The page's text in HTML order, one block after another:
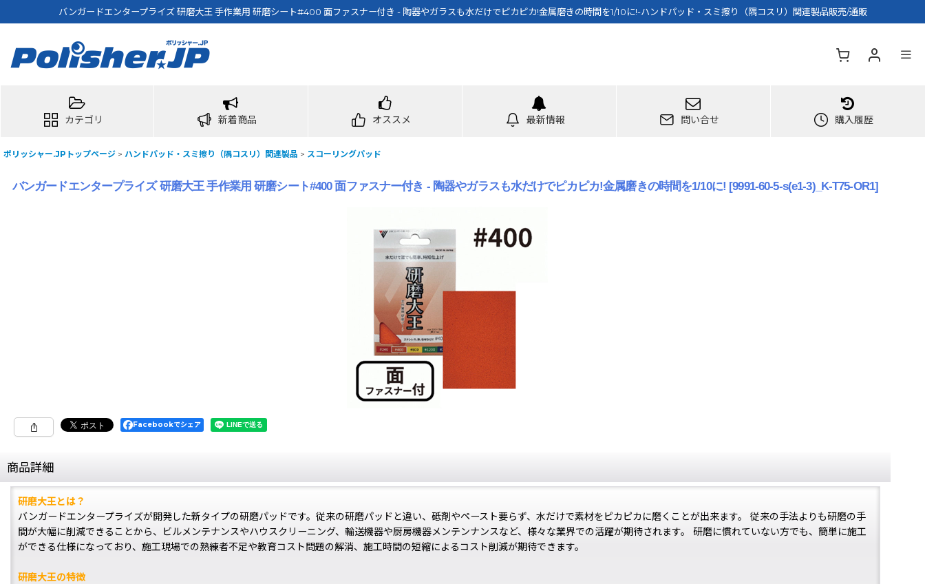
バンガードエンタープライズ 研磨大王 手作業用 研磨シート#400 面ファスナー付き - 陶器やガラスも水だけでピカピカ!金属磨きの時間を1/10に!-ハンドパッド・スミ擦り（隅コスリ）関連製品販売/通販
カテゴリ 新着商品 オススメ 最新情報 問い合せ 購入履歴
ポリッシャー.JPトップページ > ハンドパッド・スミ擦り（隅コスリ）関連製品 > スコーリングパッド
バンガードエンタープライズ 研磨大王 手作業用 研磨シート#400 面ファスナー付き - 陶器やガラスも水だけでピカピカ!金属磨きの時間を1/10に! [9991-60-5-s(e1-3)_K-T75-OR1]
Facebookでシェア
商品詳細
研磨大王とは？
バンガードエンタープライズが開発した新タイプの研磨パッドです。従来の研磨パッドと違い、砥剤やペースト要らず、水だけで素材をピカピカに磨くことが出来ます。 従来の手法よりも研磨の手
間が大幅に削減できることから、ビルメンテナンスやハウスクリーニング、輸送機器や厨房機器メンテンナンスなど、様々な業界での活躍が期待されます。 研磨に慣れていない方でも、簡単に施工
ができる仕様になっており、施工現場での熟練者不足や教育コスト問題の解消、施工時間の短縮によるコスト削減が期待できます。
研磨大王の特徴